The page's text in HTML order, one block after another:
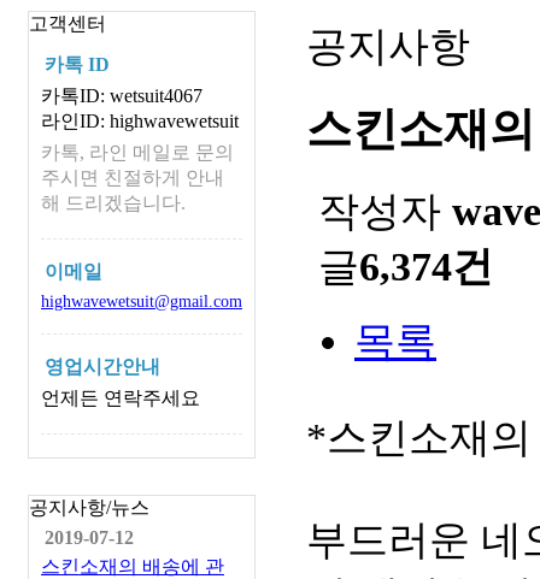
고객센터
카톡 ID
카톡ID: wetsuit4067
라인ID: highwavewetsuit
카톡, 라인 메일로 문의
주시면 친절하게 안내
해 드리겠습니다.
이메일
highwavewetsuit@gmail.com
영업시간안내
언제든 연락주세요
공지사항/뉴스
2019-07-12
스킨소재의 배송에 관
공지사항
스킨소재
작성자 wave
글6,374건
목록
*스킨소재
부드러운 네